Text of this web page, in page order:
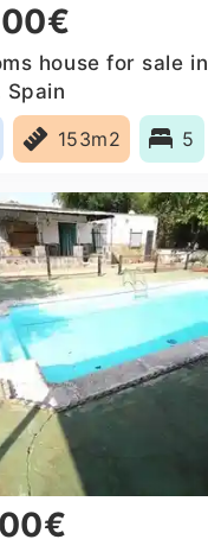
house for sale in
Spain
153m2 5